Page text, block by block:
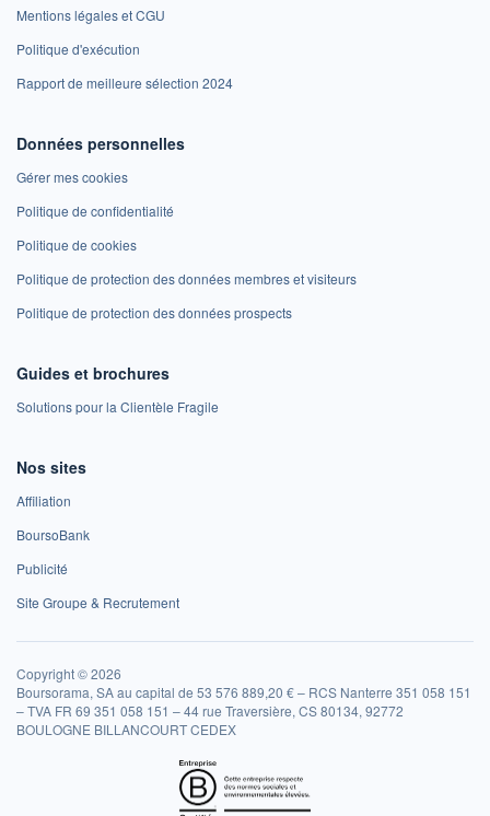
Mentions légales et CGU
Politique d'exécution
Rapport de meilleure sélection 2024
Données personnelles
Gérer mes cookies
Politique de confidentialité
Politique de cookies
Politique de protection des données membres et visiteurs
Politique de protection des données prospects
Guides et brochures
Solutions pour la Clientèle Fragile
Nos sites
Affiliation
BoursoBank
Publicité
Site Groupe & Recrutement
Copyright © 2026
Boursorama, SA au capital de 53 576 889,20 € – RCS Nanterre 351 058 151
– TVA FR 69 351 058 151 – 44 rue Traversière, CS 80134, 92772
BOULOGNE BILLANCOURT CEDEX